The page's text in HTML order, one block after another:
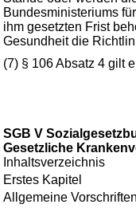
Bundesministeriums
ihm gesetzten Frist
Gesundheit die
(7) § 106 Absatz 4 gilt
SGB V
Gesetzliche
Inhaltsverzeichnis
Erstes Kapitel
Allgemeine Vorschriften